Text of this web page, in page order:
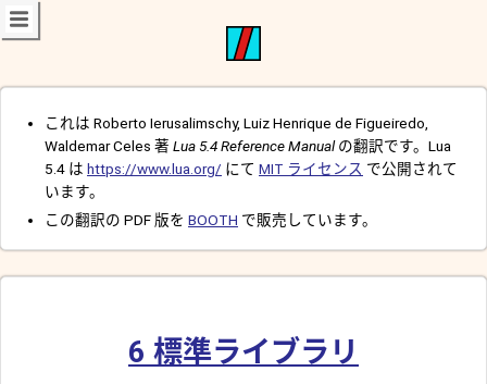
これは Roberto Ierusalimschy, Luiz Henrique de Figueiredo,
Waldemar Celes 著 Lua 5.4 Reference Manualの翻訳です。Lua
5.4 は https://www.lua.org/ にて MIT ライセンス で公開されて
います。
この翻訳の PDF 版を BOOTH で販売しています。
6 標準ライブラリ